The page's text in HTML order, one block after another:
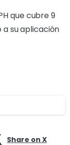
que cubre 9
a su aplicación
Share on X